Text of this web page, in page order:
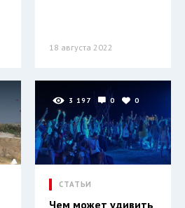
18 августа 2022
3 197 0 0
СТАТЬИ
Чем может удивить